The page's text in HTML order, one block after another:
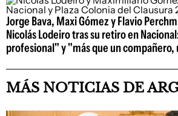
Jorge Bava, Maxi Gómez y Flavio
Nicolás Lodeiro tras su retiro en
profesional" y "más que un compañero,
MÁS NOTICIAS DE